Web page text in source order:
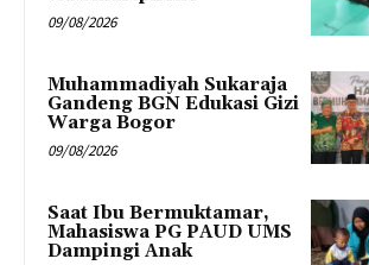
09/08/2026
Muhammadiyah Sukaraja
Gandeng BGN Edukasi Gizi
Warga Bogor
09/08/2026
Saat Ibu Bermuktamar,
Mahasiswa PG PAUD UMS
Dampingi Anak